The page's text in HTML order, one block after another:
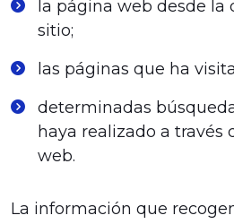
la página web desde la
sitio;
las páginas que ha
determinadas
haya realizado a través
web.
La información que